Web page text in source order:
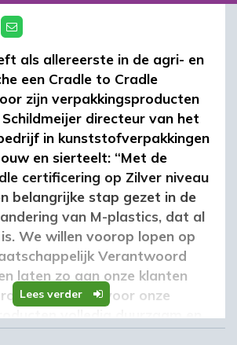
Lees verder
als allereerste in de agri- en
een Cradle to Cradle
zijn verpakkingsproducten
directeur van het
in kunststofverpakkingen
en sierteelt: “Met de
certificering op Zilver niveau
belangrijke stap gezet in de
van M-plastics, dat al
We willen voorop lopen op
Verantwoord
laten zo aan onze klanten
voor onze
volledig duurzaam en
ingericht.”